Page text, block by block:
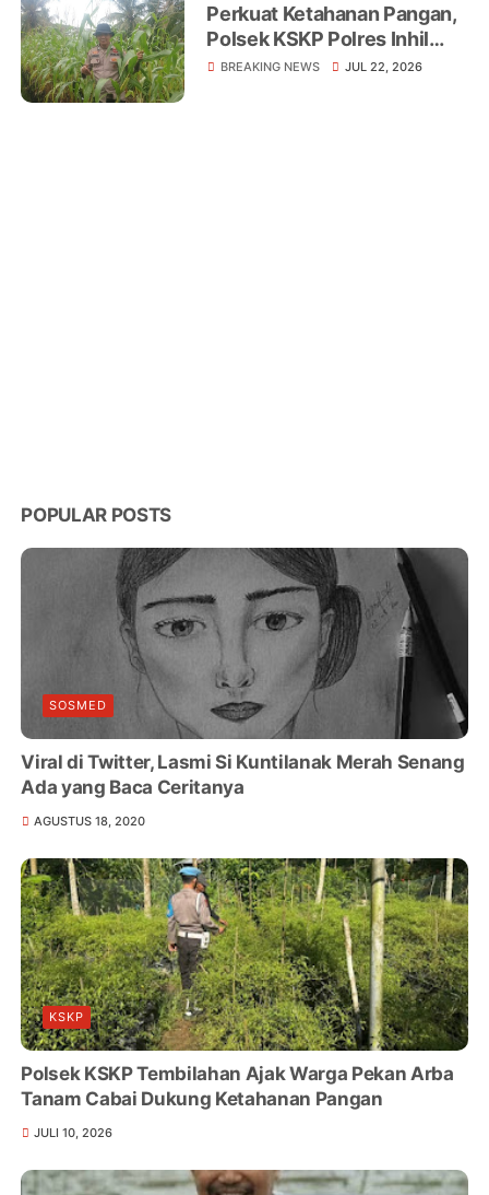
Perkuat Ketahanan Pangan,
Polsek KSKP Polres Inhil
Turun Langsung Dampingi
BREAKING NEWS JUL 22, 2026
POPULAR POSTS
SOSMED
Viral di Twitter, Lasmi Si Kuntilanak Merah Senang
Ada yang Baca Ceritanya
AGUSTUS 18, 2020
KSKP
Polsek KSKP Tembilahan Ajak Warga Pekan Arba
Tanam Cabai Dukung Ketahanan Pangan
JULI 10, 2026